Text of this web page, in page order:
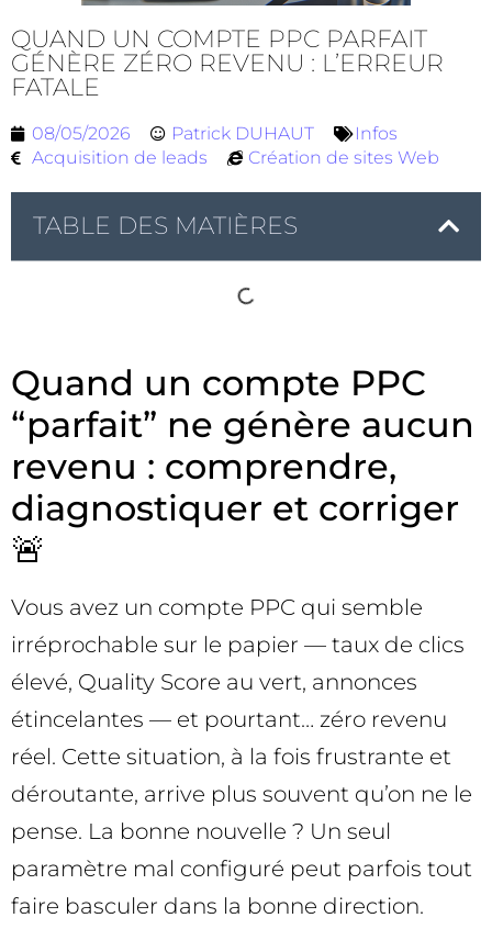
QUAND UN COMPTE PPC PARFAIT
GÉNÈRE ZÉRO REVENU : L’ERREUR
FATALE
08/05/2026 Patrick DUHAUT
Infos
Acquisition de leads
Création de sites Web
TABLE DES MATIÈRES
Quand un compte PPC
“parfait” ne génère aucun
revenu : comprendre,
diagnostiquer et corriger
🚨
Vous avez un compte PPC qui semble
irréprochable sur le papier — taux de clics
élevé, Quality Score au vert, annonces
étincelantes — et pourtant… zéro revenu
réel. Cette situation, à la fois frustrante et
déroutante, arrive plus souvent qu’on ne le
pense. La bonne nouvelle ? Un seul
paramètre mal configuré peut parfois tout
faire basculer dans la bonne direction.